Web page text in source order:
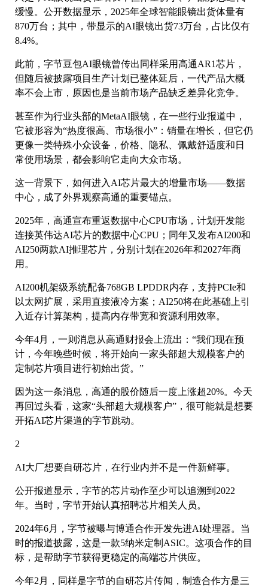
缓慢。公开数据显示，2025年全球智能眼镜出货体量有
870万台；其中，带显示的AI眼镜出货73万台，占比仅有
8.4%。
此前，字节豆包AI眼镜曾传出同样采用高通AR1芯片，
但随后被披露项目生产计划已整体延后，一代产品大概
率不会上市，原因也是当前市场产品缺乏差异化竞争。
甚至作为行业头部的MetaAI眼镜，在一些行业报道中，
它被形容为“热度很高、市场很小”：销量在增长，但它仍
更像一类特殊小众设备，价格、隐私、佩戴舒适度和日
常使用场景，都会影响它走向大众市场。
这一背景下，如何进入AI芯片最大的增量市场——数据
中心，成了外界观察高通的重要锚点。
2025年，高通宣布重返数据中心CPU市场，计划开发能
连接英伟达AI芯片的数据中心CPU；同年又发布AI200和
AI250两款AI推理芯片，分别计划在2026年和2027年商
用。
AI200机架级系统配备768GB LPDDR内存，支持PCIe和
以太网扩展，采用直接液冷方案；AI250将在此基础上引
入近存计算架构，提高内存带宽和资源利用效率。
今年4月，一则消息从高通财报会上流出：“我们现在预
计，今年晚些时候，将开始向一家头部超大规模客户的
定制芯片项目进行初始出货。”
因为这一条消息，高通的股价随后一度上涨超20%。今天
再回过头看，这家“头部超大规模客户”，很可能就是想要
开拓AI芯片渠道的字节跳动。
2
AI大厂想要自研芯片，在行业内并不是一件新鲜事。
公开报道显示，字节的芯片动作至少可以追溯到2022
年。当时，字节开始认真招聘芯片相关人员。
2024年6月，字节被曝与博通合作开发先进AI处理器。当
时的报道披露，这是一款5纳米定制ASIC。这项合作的目
标，是帮助字节获得更稳定的高端芯片供应。
今年2月，同样是字节的自研芯片传闻，制造合作方是三